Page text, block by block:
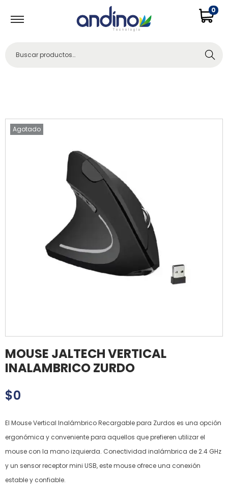
0
Buscar
Agotado
MOUSE JALTECH VERTICAL
INALAMBRICO ZURDO
$0
El Mouse Vertical Inalámbrico Recargable para Zurdos es una opción
ergonómica y conveniente para aquellos que prefieren utilizar el
mouse con la mano izquierda. Conectividad inalámbrica de 2.4 GHz
y un sensor receptor mini USB, este mouse ofrece una conexión
estable y confiable.